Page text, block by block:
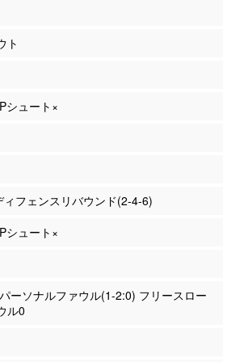
ト
シュート×
ィフェンスリバウンド(2-4-6)
シュート×
ーソナルファウル(1-2:0) フリースロー
ル0